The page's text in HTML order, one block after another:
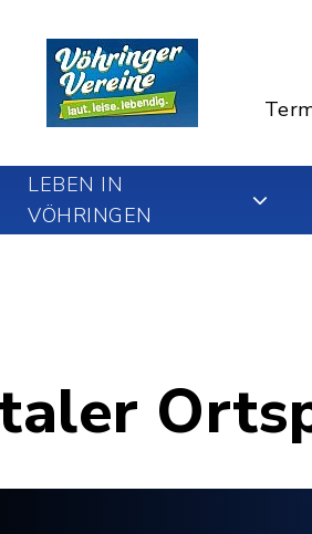
LEBEN IN
VÖHRINGEN